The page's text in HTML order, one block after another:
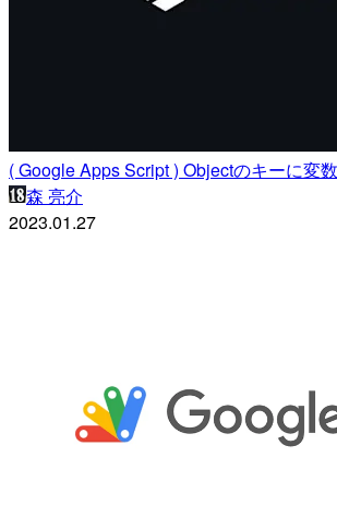
( Google Apps Script ) Objectのキーに変
森 亮介
2023.01.27